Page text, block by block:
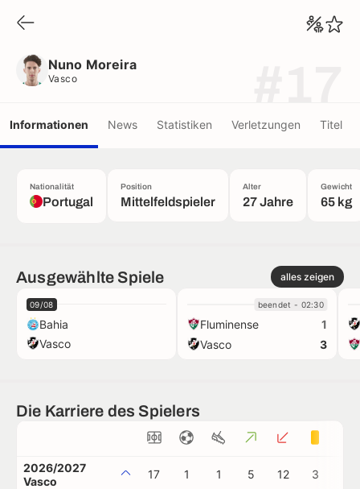
Nuno Moreira
Vasco
Informationen News Statistiken Verletzungen Titel
Nationalität
Portugal
Position
Mittelfeldspieler
Alter
27 Jahre
Gewicht
65 kg
Ausgewählte Spiele alles zeigen
09/08
Bahia
Vasco
beendet - 02:30
Fluminense
1
Vasco
3
Die Karriere des Spielers
2026/2027
Vasco
17 1 1 5 12 3